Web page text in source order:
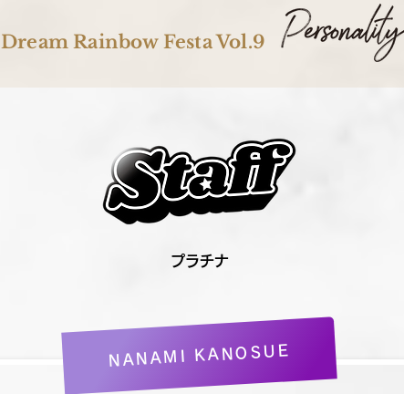
Dream Rainbow Festa Vol.9
プラチナ
NANAMI KANOSUE